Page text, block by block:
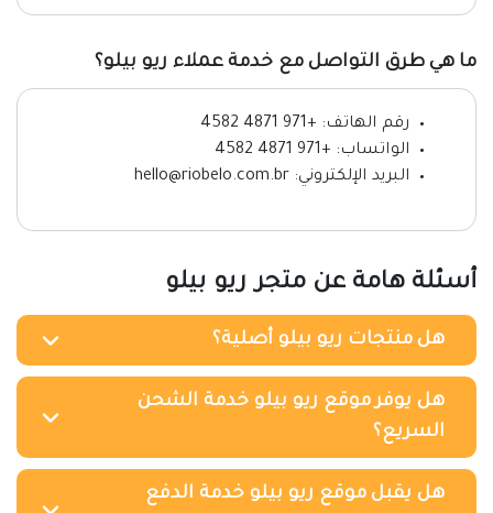
ما هي طرق التواصل مع خدمة عملاء ريو بيلو؟
رقم الهاتف: +971 4871 4582
الواتساب: +971 4871 4582
البريد الإلكتروني: hello@riobelo.com.br
أسئلة هامة عن متجر ريو بيلو
هل منتجات ريو بيلو أصلية؟
هل يوفر موقع ريو بيلو خدمة الشحن
السريع؟
هل يقبل موقع ريو بيلو خدمة الدفع